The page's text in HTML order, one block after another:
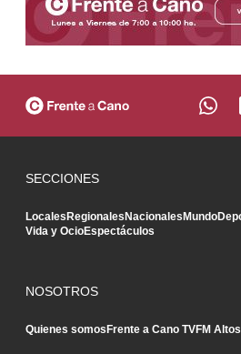
SECCIONES
Locales Regionales Nacionales Mundo
Vida y OcioEspectáculos
NOSOTROS
Quienes somos Frente a Cano TVFM Altos